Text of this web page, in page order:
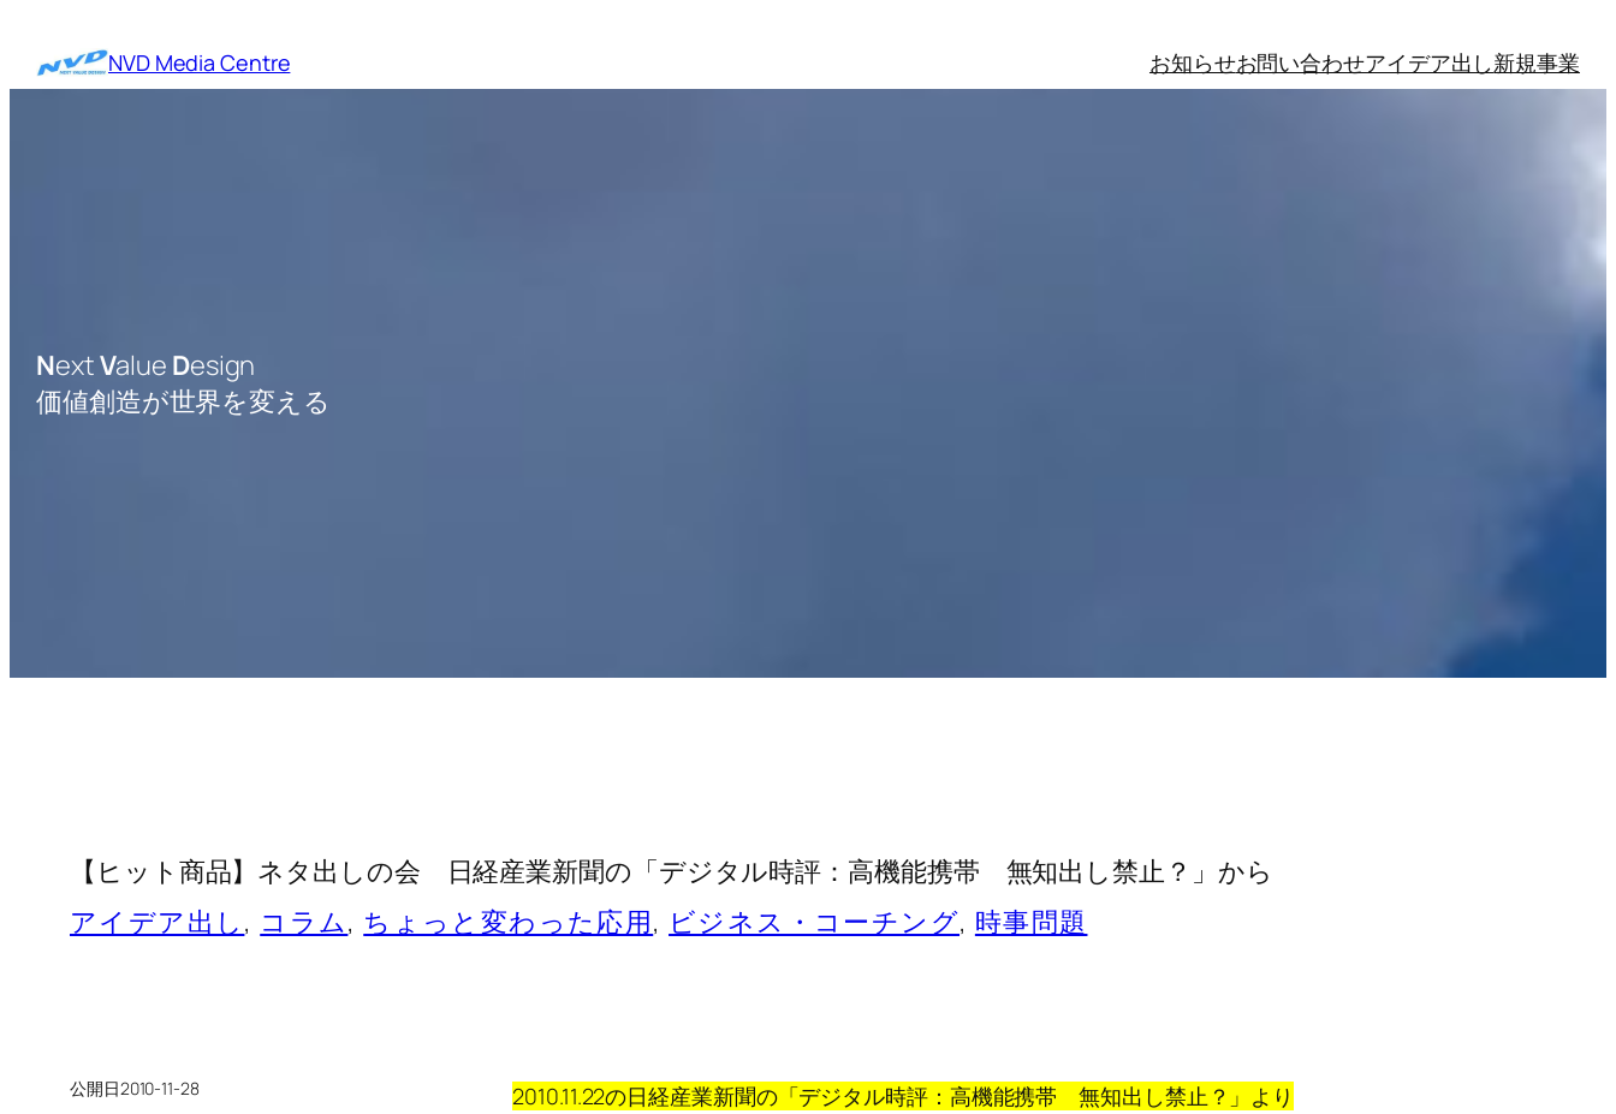
を
NVD Media Centre お知らせお問い合わせアイデア出し新規事業
NextValue Design
価値創造が世界を変える
【ヒット商品】ネタ出しの会 日経産業新聞の「デジタル時評：高機能携帯 無知出し禁止？」から
アイデア出し , コラム, ちょっと変わった応用, ビジネス・コーチング, 時事問題
公開日2010-11-28
2010.11.22の日経産業新聞の「デジタル時評：高機能携帯 無知出し禁止？」より